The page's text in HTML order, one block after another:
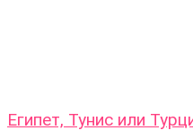
Египет, Тунис или